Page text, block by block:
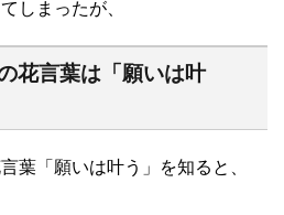
しまったが、
花言葉は「願いは叶
葉「願いは叶う」を知ると、